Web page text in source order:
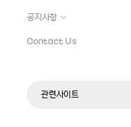
공지사항
Contact Us
관련사이트